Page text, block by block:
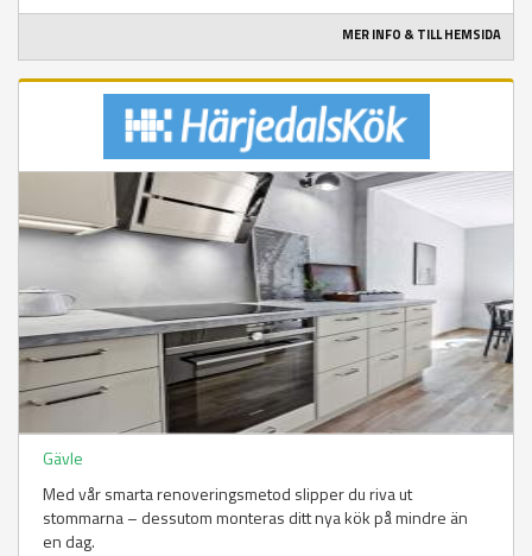
MER INFO & TILL HEMSIDA
Gävle
Med vår smarta renoveringsmetod slipper du riva ut
stommarna – dessutom monteras ditt nya kök på mindre än
en dag.